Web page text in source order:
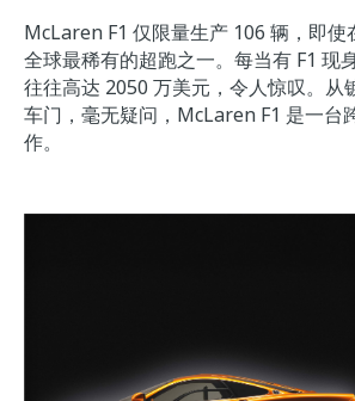
McLaren F1 仅限量生产 106 辆，即使
全球最稀有的超跑之一。每当有 F1 现
往往高达 2050 万美元，令人惊叹。从
车门，毫无疑问，McLaren F1 是一台
作。